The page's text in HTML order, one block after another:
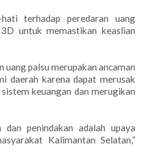
terhadap peredaran uang
untuk memastikan keaslian
uang palsu merupakan ancaman
daerah karena dapat merusak
keuangan dan merugikan
dan penindakan adalah upaya
Kalimantan Selatan,”